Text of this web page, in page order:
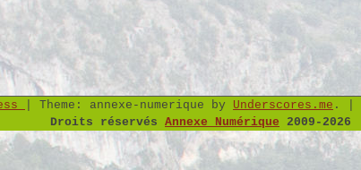
Theme: annexe-numerique by Underscores.me .
Droits réservés Annexe Numérique 2009-2026